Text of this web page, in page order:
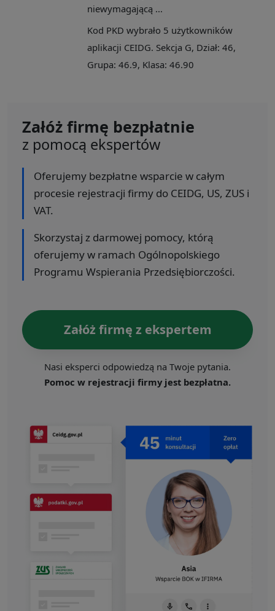
niewymagającą ...
Kod PKD wybrało 5 użytkowników
aplikacji CEIDG. Sekcja G, Dział: 46,
Grupa: 46.9, Klasa: 46.90
Załóż firmę bezpłatnie
z pomocą ekspertów
Oferujemy bezpłatne wsparcie w całym
procesie rejestracji firmy do CEIDG, US, ZUS i
VAT.
Skorzystaj z darmowej pomocy, którą
oferujemy w ramach Ogólnopolskiego
Programu Wspierania Przedsiębiorczości.
Załóż firmę z ekspertem
Nasi eksperci odpowiedzą na Twoje pytania.
Pomoc w rejestracji firmy jest bezpłatna.